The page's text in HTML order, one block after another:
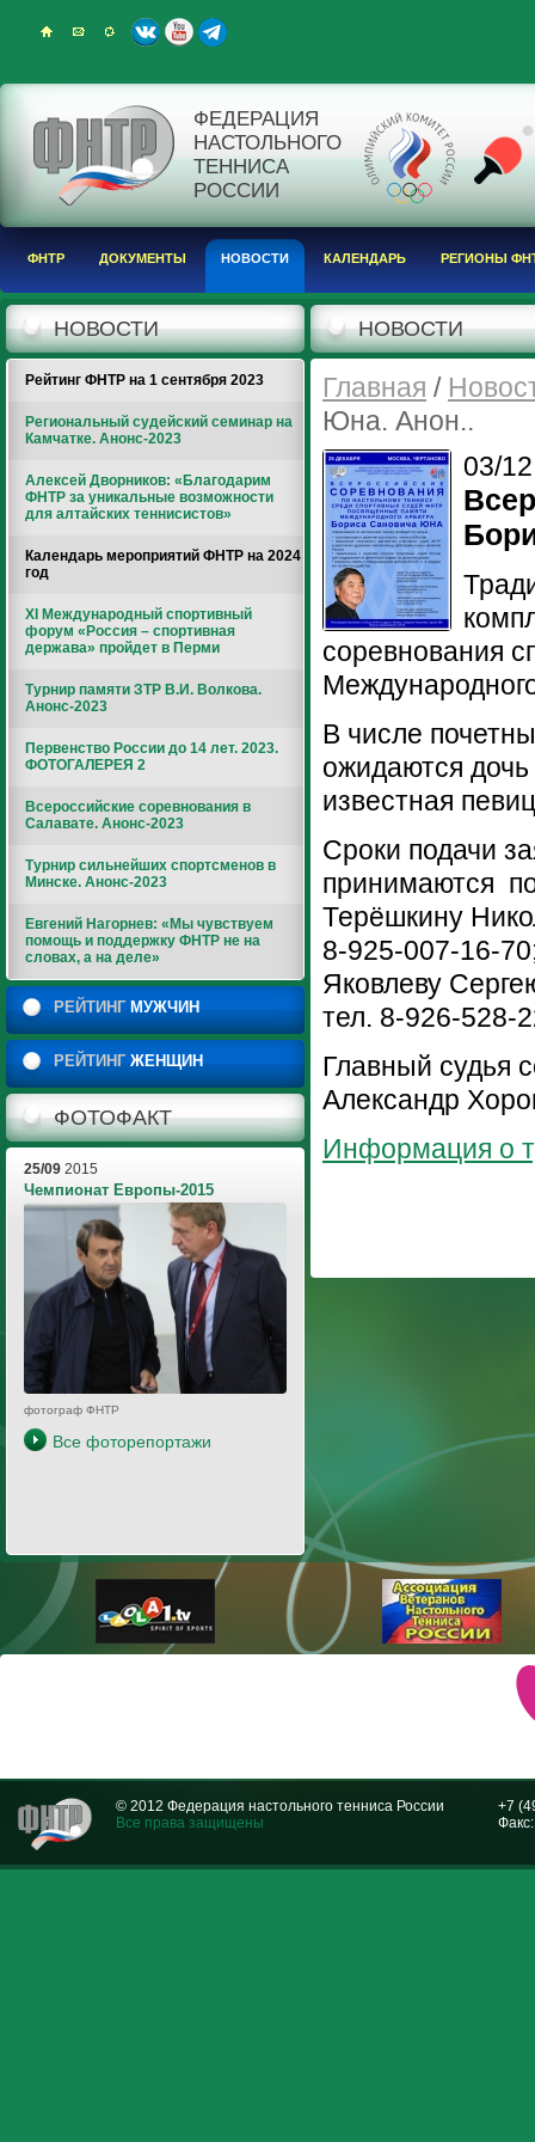
ФЕДЕРАЦИЯ
НАСТОЛЬНОГО
ТЕННИСА
РОССИИ
ФНТР ДОКУМЕНТЫ НОВОСТИ КАЛЕНДАРЬ РЕГИОНЫ
НОВОСТИ
Рейтинг ФНТР на 1 сентября 2023
Региональный судейский семинар на
Камчатке. Анонс-2023
Алексей Дворников: «Благодарим
ФНТР за уникальные возможности
для алтайских теннисистов»
Календарь мероприятий ФНТР на 2024
год
XI Международный спортивный
форум «Россия – спортивная
держава» пройдет в Перми
Турнир памяти ЗТР В.И. Волкова.
Анонс-2023
Первенство России до 14 лет. 2023.
ФОТОГАЛЕРЕЯ 2
Всероссийские соревнования в
Салавате. Анонс-2023
Турнир сильнейших спортсменов в
Минске. Анонс-2023
Евгений Нагорнев: «Мы чувствуем
помощь и поддержку ФНТР не на
словах, а на деле»
РЕЙТИНГ МУЖЧИН
РЕЙТИНГ ЖЕНЩИН
ФОТОФАКТ
25/09 2015
Чемпионат Европы-2015
фотограф ФНТР
Все фоторепортажи
НОВОСТИ
Главная /
Юна. Анон..
03/
соревнования
В числе
ожидаются
известная
Сроки подачи
принимаются
Терёшкину
8-925-007-16-
Яковлеву
тел. 8-926-528-
Главный судья
Александр
Информация о
© 2012 Федерация настольного тенниса России
Все права защищены
+7